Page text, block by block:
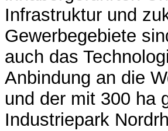
Infrastruktur und
Gewerbegebiete
auch das
Anbindung an die
und der mit 300 ha
Industriepark